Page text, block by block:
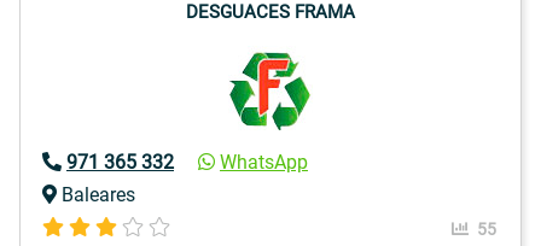
DESGUACES FRAMA
971 365 332
WhatsApp
Baleares
55